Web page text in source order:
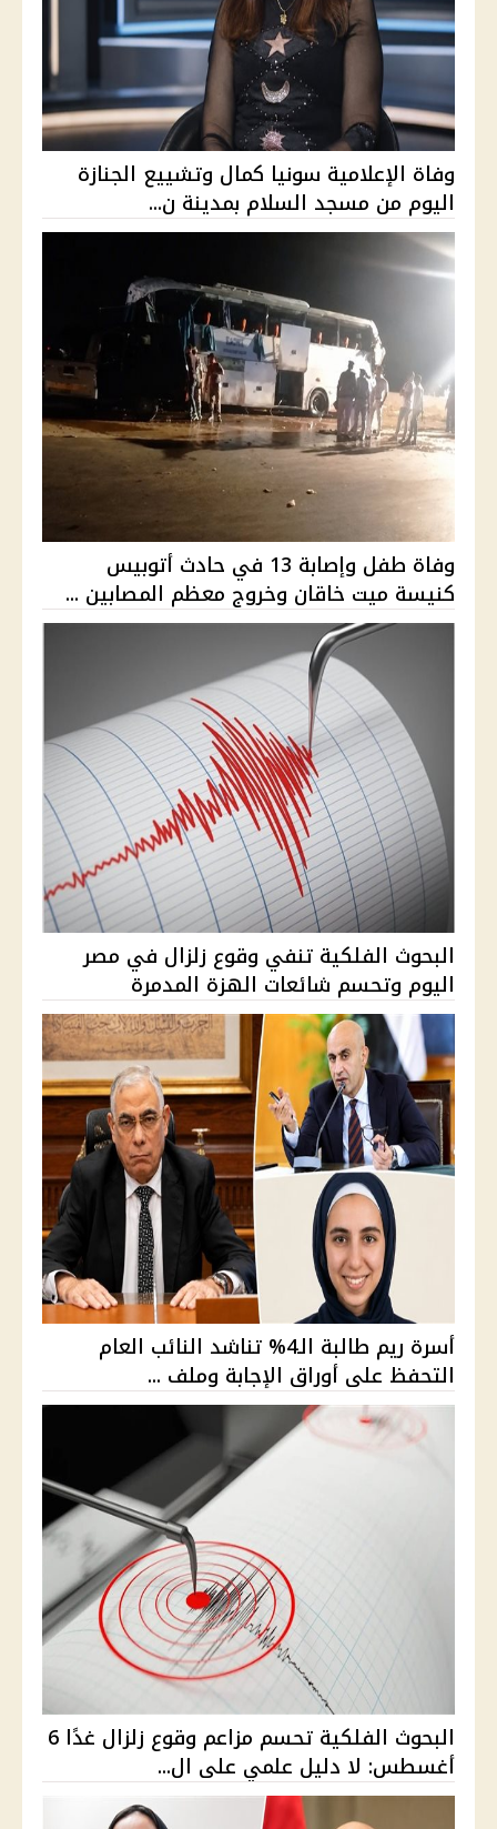
وفاة الإعلامية سونيا كمال وتشييع الجنازة
اليوم من مسجد السلام بمدينة ن...
وفاة طفل وإصابة 13 في حادث أتوبيس
كنيسة ميت خاقان وخروج معظم المصابين ...
البحوث الفلكية تنفي وقوع زلزال في مصر
اليوم وتحسم شائعات الهزة المدمرة
أسرة ريم طالبة الـ4% تناشد النائب العام
التحفظ على أوراق الإجابة وملف ...
البحوث الفلكية تحسم مزاعم وقوع زلزال غدًا 6
أغسطس: لا دليل علمي على ال...